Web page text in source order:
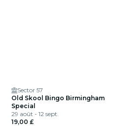
Sector 57
Old Skool Bingo Birmingham
Special
29 août - 12 sept.
19,00 £